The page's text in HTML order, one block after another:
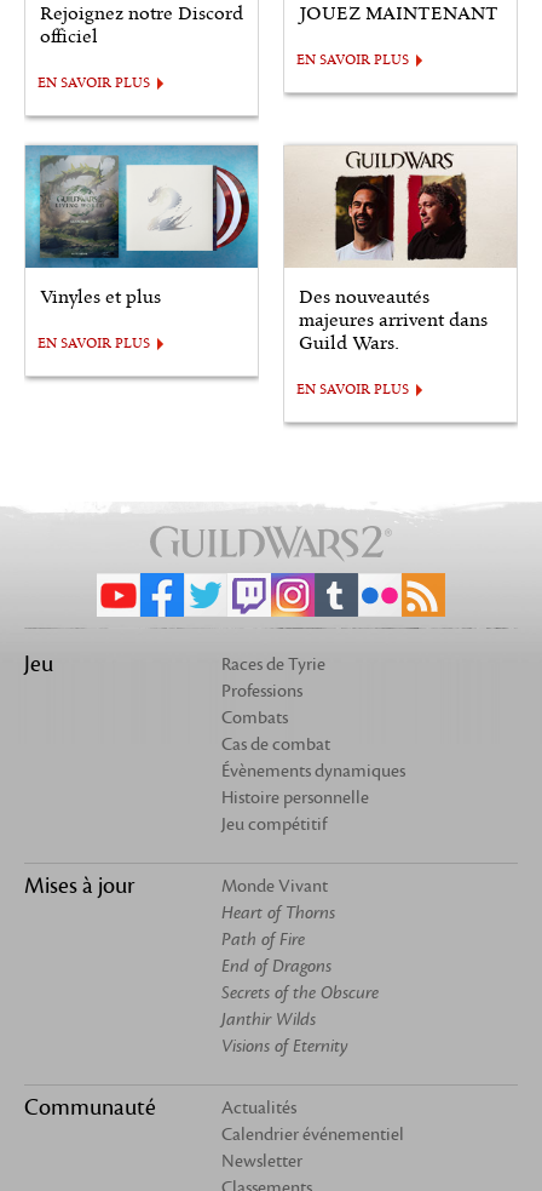
Rejoignez notre Discord
officiel
EN SAVOIR PLUS
JOUEZ MAINTENANT
EN SAVOIR PLUS
Vinyles et plus
EN SAVOIR PLUS
Des nouveautés
majeures arrivent dans
Guild Wars.
EN SAVOIR PLUS
Jeu
Races de Tyrie
Professions
Combats
Cas de combat
Évènements dynamiques
Histoire personnelle
Jeu compétitif
Mises à jour
Monde Vivant
Heart of Thorns
Path of Fire
End of Dragons
Secrets of the Obscure
Janthir Wilds
Visions of Eternity
Communauté
Actualités
Calendrier événementiel
Newsletter